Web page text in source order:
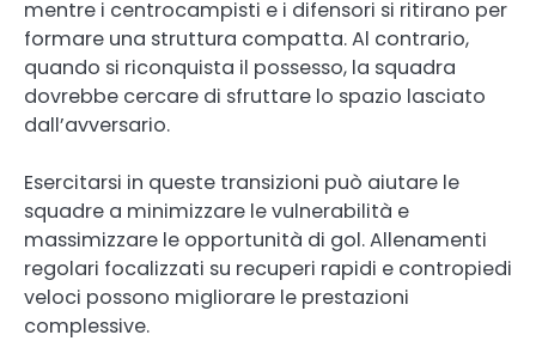
mentre i centrocampisti e i difensori si ritirano per
formare una struttura compatta. Al contrario,
quando si riconquista il possesso, la squadra
dovrebbe cercare di sfruttare lo spazio lasciato
dall’avversario.
Esercitarsi in queste transizioni può aiutare le
squadre a minimizzare le vulnerabilità e
massimizzare le opportunità di gol. Allenamenti
regolari focalizzati su recuperi rapidi e contropiedi
veloci possono migliorare le prestazioni
complessive.